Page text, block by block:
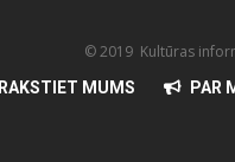
© 2019 Kultūras
RAKSTIET MUMS PAR